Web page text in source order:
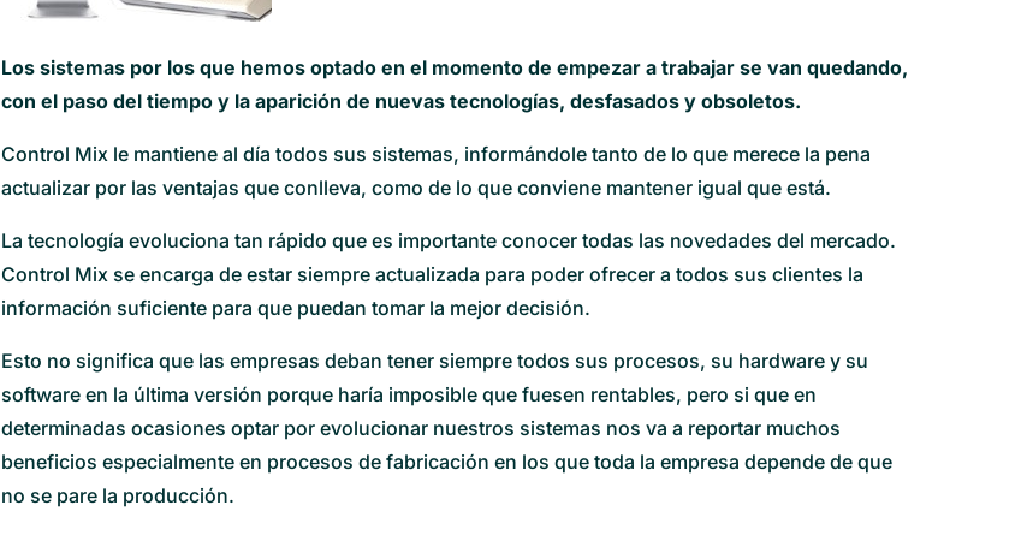
Los sistemas por los que hemos optado en el momento de empezar a trabajar se van quedando,
con el paso del tiempo y la aparición de nuevas tecnologías, desfasados y obsoletos.
Control Mix le mantiene al día todos sus sistemas, informándole tanto de lo que merece la pena
actualizar por las ventajas que conlleva, como de lo que conviene mantener igual que está.
La tecnología evoluciona tan rápido que es importante conocer todas las novedades del mercado.
Control Mix se encarga de estar siempre actualizada para poder ofrecer a todos sus clientes la
información suficiente para que puedan tomar la mejor decisión.
Esto no significa que las empresas deban tener siempre todos sus procesos, su hardware y su
software en la última versión porque haría imposible que fuesen rentables, pero si que en
determinadas ocasiones optar por evolucionar nuestros sistemas nos va a reportar muchos
beneficios especialmente en procesos de fabricación en los que toda la empresa depende de que
no se pare la producción.